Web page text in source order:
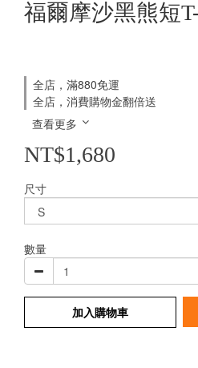
福爾摩沙黑熊短
全店，滿880免運
全店，消費購物金翻倍送
查看更多
NT$1,680
尺寸
數量
加入購物車